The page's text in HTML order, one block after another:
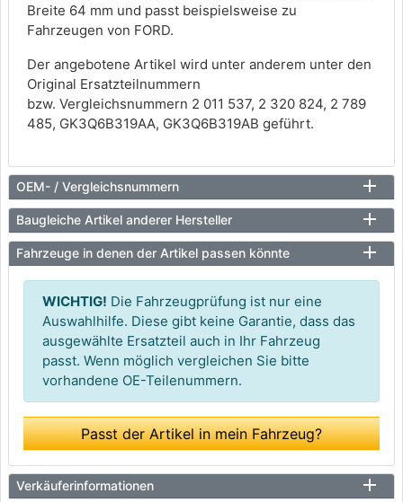
Breite 64 mm und passt beispielsweise zu
Fahrzeugen von FORD.
Der angebotene Artikel wird unter anderem unter den
Original Ersatzteilnummern
bzw. Vergleichsnummern 2 011 537, 2 320 824, 2 789
485, GK3Q6B319AA, GK3Q6B319AB geführt.
OEM- / Vergleichsnummern
Baugleiche Artikel anderer Hersteller
Fahrzeuge in denen der Artikel passen könnte
WICHTIG! Die Fahrzeugprüfung ist nur eine
Auswahlhilfe. Diese gibt keine Garantie, dass das
ausgewählte Ersatzteil auch in Ihr Fahrzeug
passt. Wenn möglich vergleichen Sie bitte
vorhandene OE-Teilenummern.
Passt der Artikel in mein Fahrzeug?
Verkäuferinformationen